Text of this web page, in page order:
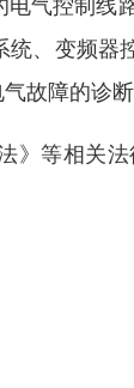
、变频
故障的诊断
》等相关